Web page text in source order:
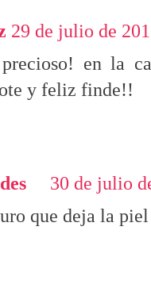
29 de julio de
en la
y feliz finde!!
30 de julio
que deja la